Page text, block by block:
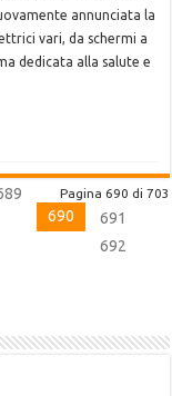
annunciata la
vari, da schermi a
dedicata alla salute e
Pagina 690 di 703
690
691
692